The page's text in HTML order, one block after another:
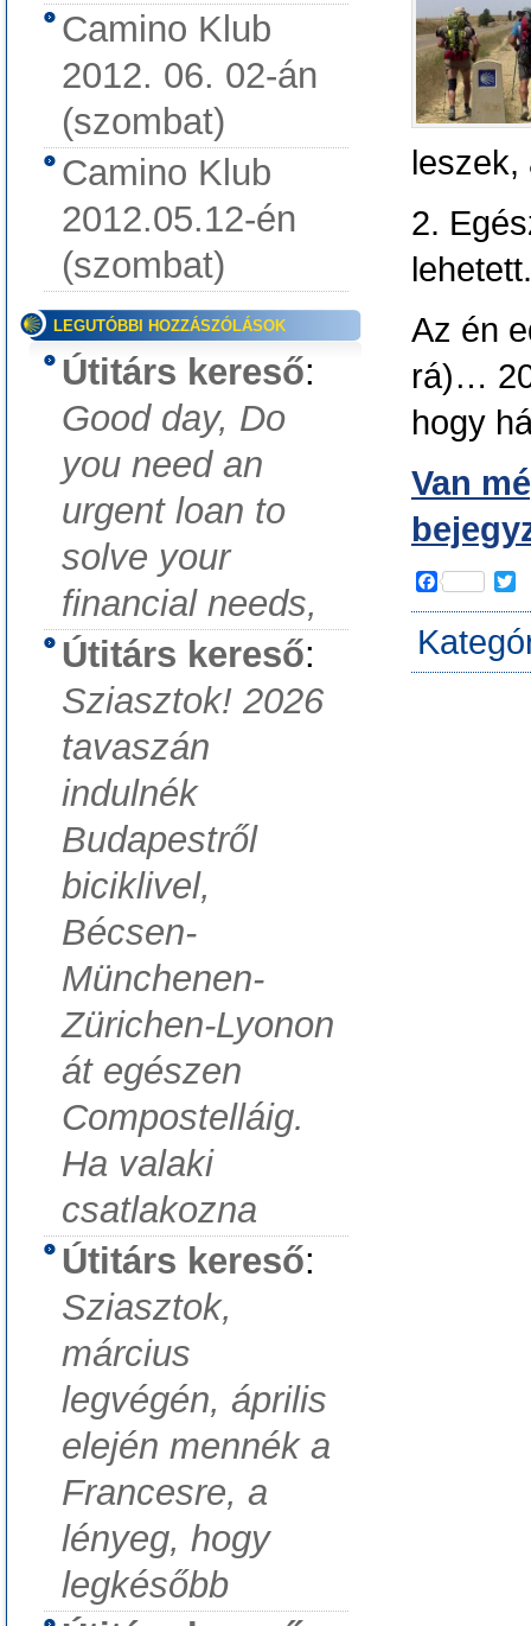
Camino Klub
2012. 06. 02-án
(szombat)
Camino Klub
2012.05.12-én
(szombat)
LEGUTÓBBI HOZZÁSZÓLÁSOK
Útitárs kereső:
Good day, Do
you need an
urgent loan to
solve your
financial needs,
Útitárs kereső:
Sziasztok! 2026
tavaszán
indulnék
Budapestről
biciklivel,
Bécsen-
Münchenen-
Zürichen-Lyonon
át egészen
Compostelláig.
Ha valaki
csatlakozna
Útitárs kereső:
Sziasztok,
március
legvégén, április
elején mennék a
Francesre, a
lényeg, hogy
legkésőbb
leszek,
2.
lehetett.
Az én
rá)…
hogy
Van
F
e
i
t